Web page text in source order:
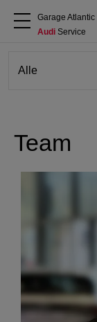
Service &
Garage Atlantic
Audi Service
Team